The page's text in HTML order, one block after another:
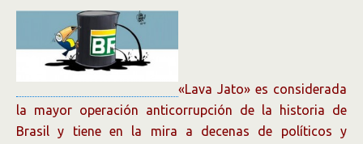
«Lava Jato» es considerada
la mayor operación anticorrupción de la historia de
Brasil y tiene en la mira a decenas de políticos y